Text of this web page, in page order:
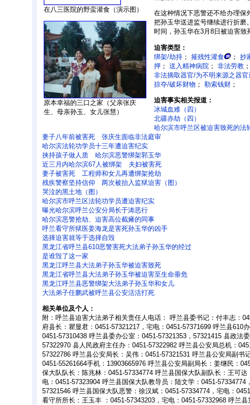
在八三医院的野蛮灌食（演示图）
原本幸福的三口之家（父亲张庆
生、母亲孙玉、女儿张慧）
在这种情况下恶警还不给办理保
把孙玉华送进监号继续进行折磨
时间，孙玉华在3月8日被迫害致
迫害类型：
绑架/劫持 ； 摧残性灌食 ； 抄
押 ； 送入精神病院 ； 非法劳教 ；
非法摘取器官/为不明来源之器
掠夺/破坏财物 ； 勒索钱财 ；
迫害事实相关报道：
冰城血难（四）
北疆赤劫（四）
哈尔滨市呼兰区被迫害致死的法
妻子八年前被害死 张庆生面临非法庭审
哈尔滨法轮功学员十三年遭迫害纪实
挟持孩子做人质 哈尔滨恶警绑架郭玉华
近三月内哈尔滨67人被绑架 夫妇被害死
妻子被害死 工程师和女儿再遭绑架抢劫
残疾警察坚持信仰 两次被抬入监狱迫害（图）
哭泣的黑土地（图）
哈尔滨市呼兰区法轮功学员遭迫害纪实
曝光哈尔滨呼兰公安分局长于涛恶行
哈尔滨恶警抢劫、迫害高位截瘫的同事
呼兰看守所狱医姜海龙是害死孙玉华的凶手
选择迫害就等于选择自毁
黑龙江省呼兰县610恶警害死大法弟子孙玉华的经过
是谁毁了这一家
黑龙江呼兰县大法弟子孙玉华被迫害致死
黑龙江省呼兰县大法弟子孙玉华被迫害至生命垂危
黑龙江呼兰县恶警绑架大法弟子孙玉华和女儿
大法弟子任鹏武被呼兰县公安活活打死
相关单位及个人：
附：呼兰县迫害大法弟子相关责任人电话： 呼兰县委书记：付丰志：
府县长：瞿显君：0451-57321217，宅电：0451-57371699 呼兰县610
0451-57310438 呼兰县委办公室：0451-57321353，57321415 县政法
57322970 县人民政府主任办：0451-57322982 呼兰县公安局总机：
57322786 呼兰县公安局长：吴伟：0451-57321531 呼兰县公安局副书
0451-55261664手机：13903665976 呼兰县公安局副局长：姜继民：
保大队队长：陈兆林：0451-57334774 呼兰县国保大队副队长：王可达
电：0451-57323904 呼兰县国保大队教导员：陆文学：0451-57334774
57321546 呼兰县国保大队恶警：徐汉斌：0451-57334774，宅电：
看守所所长：王玉丰 ：0451-57343203，宅电：0451-57332968 呼兰